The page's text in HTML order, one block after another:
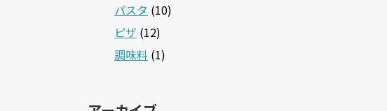
パスタ (10)
ピザ (12)
調味料 (1)